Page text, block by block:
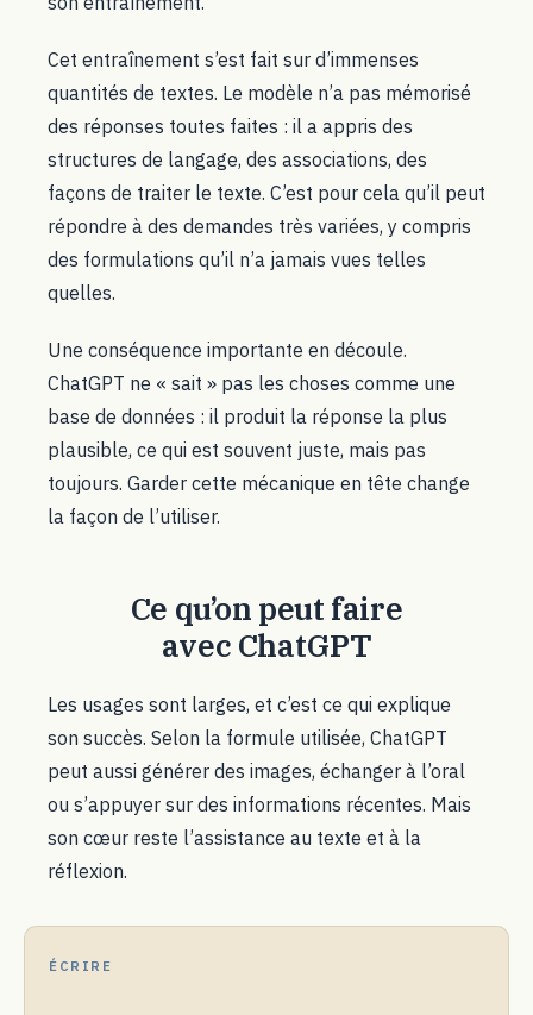
Cet entraînement s’est fait sur d’immenses
quantités de textes. Le modèle n’a pas mémorisé
des réponses toutes faites : il a appris des
structures de langage, des associations, des
façons de traiter le texte. C’est pour cela qu’il peut
répondre à des demandes très variées, y compris
des formulations qu’il n’a jamais vues telles
quelles.
Une conséquence importante en découle.
ChatGPT ne « sait » pas les choses comme une
base de données : il produit la réponse la plus
plausible, ce qui est souvent juste, mais pas
toujours. Garder cette mécanique en tête change
la façon de l’utiliser.
Ce qu’on peut faire
avec ChatGPT
Les usages sont larges, et c’est ce qui explique
son succès. Selon la formule utilisée, ChatGPT
peut aussi générer des images, échanger à l’oral
ou s’appuyer sur des informations récentes. Mais
son cœur reste l’assistance au texte et à la
réflexion.
ÉCRIRE